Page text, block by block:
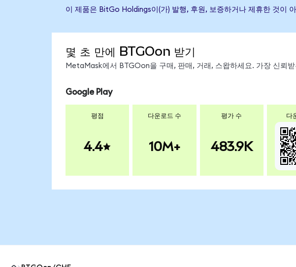
이 제품은 BitGo Holdings이(가) 발행, 후원, 보증하거나 제휴한 것이
몇 초 만에 BTGOon 받기
MetaMask에서 BTGOon을 구매, 판매, 거래, 스왑하세요. 가장 신뢰
Google Play
평점
4.4
다운로드 수
10M+
평가 수
483.9K
다